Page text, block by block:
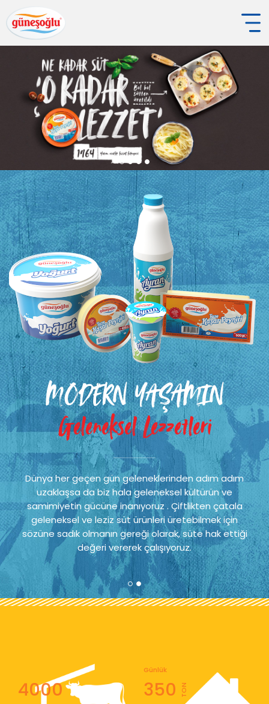
MODERN YAŞAMIN
Geleneksel Lezzetleri
Dünya her geçen gün geleneklerinden adım adım
uzaklaşsa da biz hala geleneksel kültürün ve
samimiyetin gücüne inanıyoruz . Çiftlikten çatala
geleneksel ve leziz süt ürünleri üretebilmek için
sözüne sadık olmanın gereği olarak, süte hak ettiği
değeri vererek çalışıyoruz.
4000 350
Günlük
TON